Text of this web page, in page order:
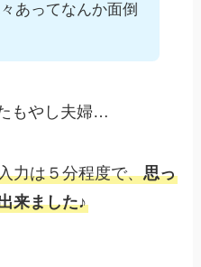
あってなんか面倒
もやし夫婦…
力は５分程度で、思っ
来ました♪